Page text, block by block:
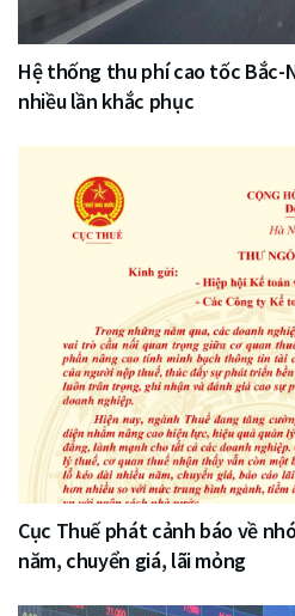
Hệ thống thu phí cao tốc Bắc-
nhiều lần khắc phục
Cục Thuế phát cảnh báo về
năm, chuyển giá, lãi mỏng